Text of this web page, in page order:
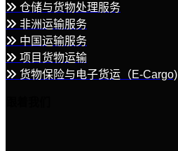
仓储与货物处理服务
非洲运输服务
中国运输服务
项目货物运输
货物保险与电子货运（E-Cargo)